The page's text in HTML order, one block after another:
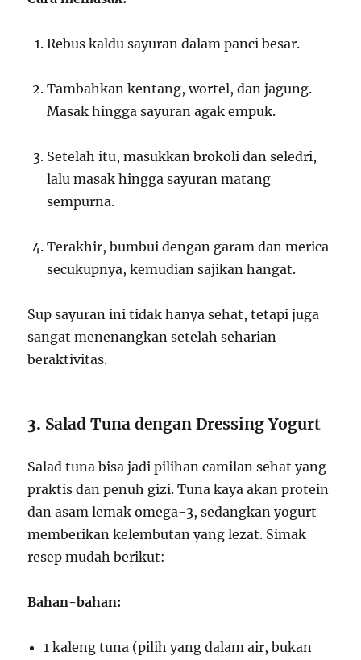
Rebus kaldu sayuran dalam panci besar.
Tambahkan kentang, wortel, dan jagung.
Masak hingga sayuran agak empuk.
Setelah itu, masukkan brokoli dan seledri,
lalu masak hingga sayuran matang
sempurna.
Terakhir, bumbui dengan garam dan merica
secukupnya, kemudian sajikan hangat.
Sup sayuran ini tidak hanya sehat, tetapi juga
sangat menenangkan setelah seharian
beraktivitas.
3. Salad Tuna dengan Dressing Yogurt
Salad tuna bisa jadi pilihan camilan sehat yang
praktis dan penuh gizi. Tuna kaya akan protein
dan asam lemak omega-3, sedangkan yogurt
memberikan kelembutan yang lezat. Simak
resep mudah berikut:
Bahan-bahan:
1 kaleng tuna (pilih yang dalam air, bukan